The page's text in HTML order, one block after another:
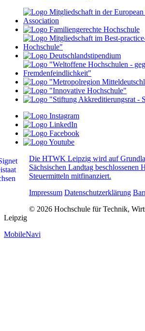
Die HTWK Leipzig wird auf
Sächsischen Landtag beschlossenen
Steuermitteln mitfinanziert.
Impressum Datenschutzerklärung
© 2026 Hochschule für Technik,
Leipzig
MobileNavi